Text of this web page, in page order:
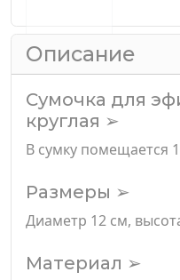
Описание
Сумочка для
круглая ➢
В сумку помещается
Размеры ➢
Диаметр 12 см,
Материал ➢